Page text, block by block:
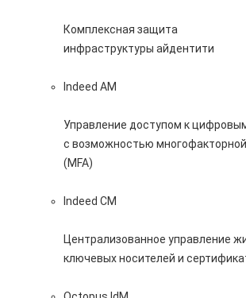
Комплексная защита
инфраструктуры айдентити
Indeed AM
Управление доступом к
с возможностью
(MFA)
Indeed CM
Централизованное управление
ключевых носителей и